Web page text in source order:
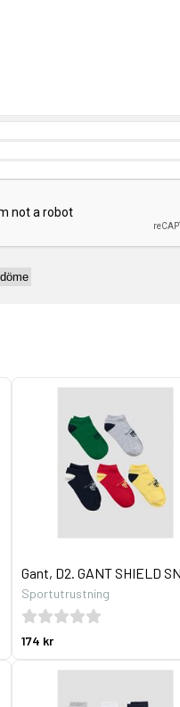
Gant, D2. GANT SHIELD
Sportutrustning
174 kr